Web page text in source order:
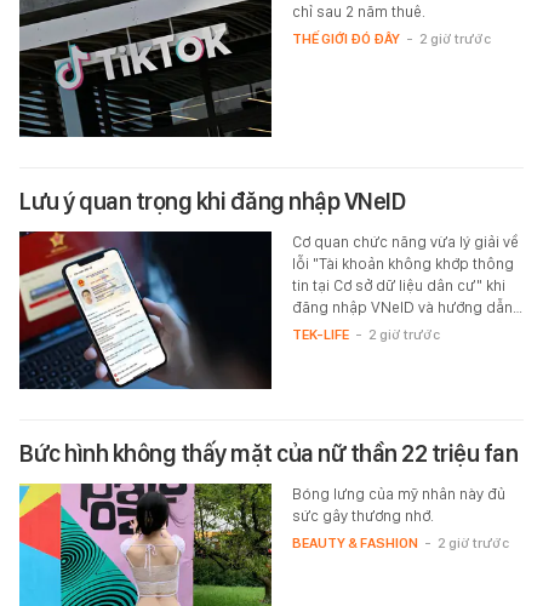
chỉ sau 2 năm thuê.
THẾ GIỚI ĐÓ ĐÂY - 2 giờ trước
Lưu ý quan trọng khi đăng nhập VNeID
Cơ quan chức năng vừa lý giải về
lỗi "Tài khoản không khớp thông
tin tại Cơ sở dữ liệu dân cư" khi
đăng nhập VNeID và hướng dẫn…
TEK-LIFE - 2 giờ trước
Bức hình không thấy mặt của nữ thần 22 triệu fan
Bóng lưng của mỹ nhân này đủ
sức gây thương nhớ.
BEAUTY & FASHION - 2 giờ trước